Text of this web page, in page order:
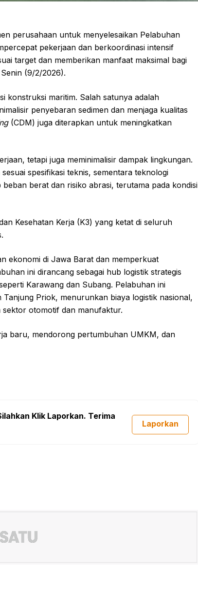
perusahaan untuk menyelesaikan Pelabuhan
pekerjaan dan berkoordinasi intensif
target dan memberikan manfaat maksimal bagi
(9/2/2026).
konstruksi maritim. Salah satunya adalah
penyebaran sedimen dan menjaga kualitas
(CDM) juga diterapkan untuk meningkatkan
tetapi juga meminimalisir dampak lingkungan.
spesifikasi teknis, sementara teknologi
berat dan risiko abrasi, terutama pada kondisi
Kesehatan Kerja (K3) yang ketat di seluruh
ekonomi di Jawa Barat dan memperkuat
ini dirancang sebagai hub logistik strategis
Karawang dan Subang. Pelabuhan ini
Priok, menurunkan biaya logistik nasional,
otomotif dan manufaktur.
baru, mendorong pertumbuhan UMKM, dan
Klik Laporkan. Terima
Laporkan